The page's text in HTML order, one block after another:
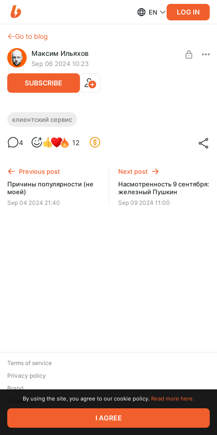
EN LOG IN
Go to blog
Максим Ильяхов
Sep 06 2024 10:23
SUBSCRIBE
Вебинар про заработок на тексте
Редакторская курилка
клиентский сервис
4 12
Previous post
Причины популярности (не
моей)
Sep 04 2024 21:40
Next post
Насмотренность 9 сентября:
железный Пушкин
Sep 09 2024 11:00
© 2026 Zaya Solutions Limited. All rights reserved. All trademarks
are the property of their respective owners.
Terms of service
Privacy policy
Brand
SupportBy using the site, you agree to our cookie policy. Read more here.
I AGREE